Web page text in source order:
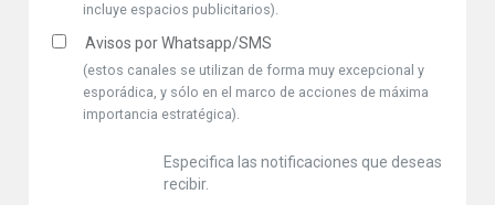
incluye espacios publicitarios).
Avisos por Whatsapp/SMS
(estos canales se utilizan de forma muy excepcional y
esporádica, y sólo en el marco de acciones de máxima
importancia estratégica).
Especifica las notificaciones que deseas
recibir.